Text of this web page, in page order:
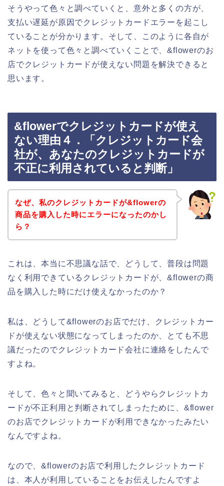
そうやって色々と調べていくと、意外と多くの方が、
支払い遅延が原因でクレジットカードエラーを起こし
ていることが分かります。そして、このように各自が
ネットを使って色々と調べていくことで、&flowerのお
店でクレジットカードが使えない問題を解決できると
思います。
&flowerでクレジットカードが使え
ない理由４．「クレジットカード会
社が、あなたのクレジットカードが
不正に利用されていると判断」
なぜ、私のクレジットカードが&flowerの
商品を購入した時にエラーになったのかし
ら？
これは、本当に不思議な話で、どうして、普段は問題
なく利用できているクレジットカードが、&flowerの商
品を購入した時にだけ使えなかったのか？
私は、どうして&flowerのお店でだけ、クレジットカー
ドが使えない状態になってしまったのか、とても不思
議だったのでクレジットカード会社に連絡をしたんで
すよね。
そして、色々と聞いてみると、どうやらクレジットカ
ードが不正利用と判断されてしまったために、&flower
のお店でクレジットカードが利用できなかったみたい
なんですよね。
なので、&flowerのお店で利用したクレジットカード
は、本人が利用していることをお伝えしたんですよ